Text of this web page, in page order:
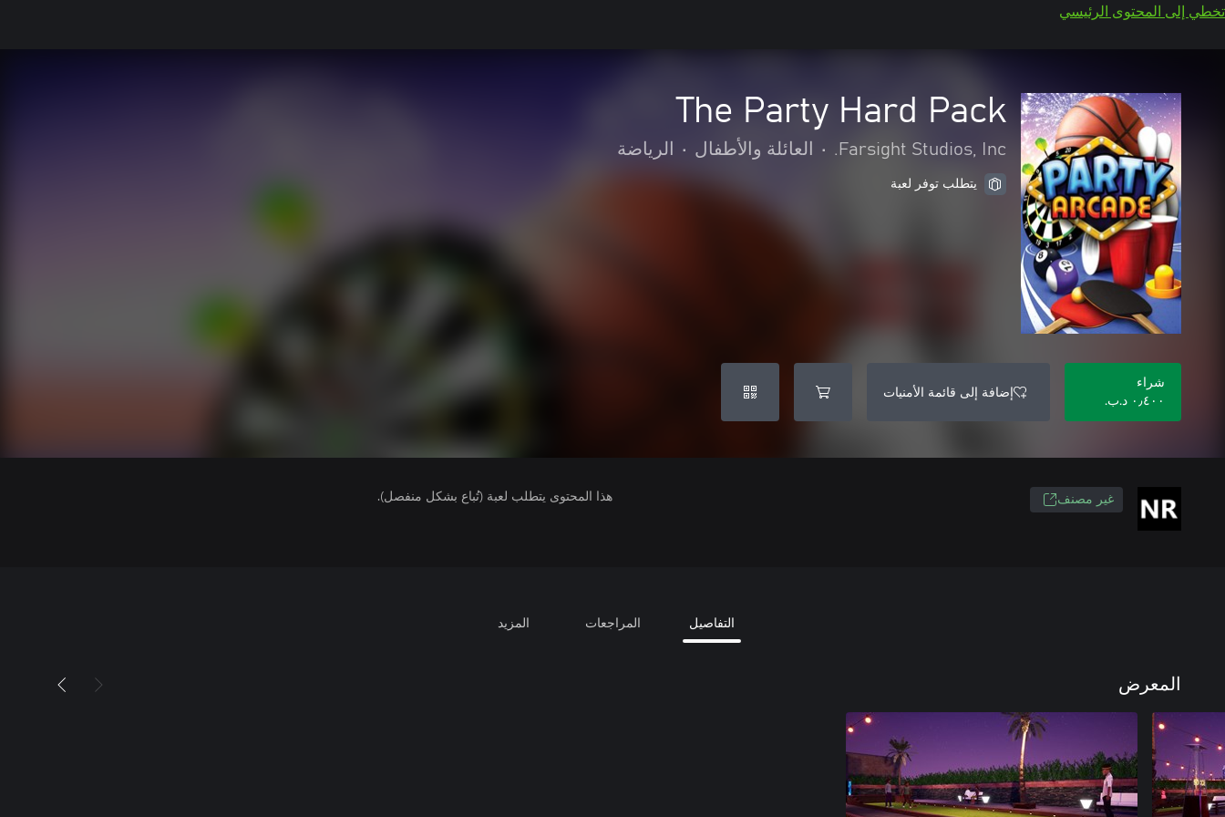
تخطي إلى المحتوى الرئيسي
The Party Hard Pack
Farsight Studios, Inc.
• العائلة والأطفال • الرياضة
يتطلب توفر لعبة
شراء
٠٫٤٠٠ د.ب.‏
إضافة إلى قائمة الأمنيات
غير مصنف هذا المحتوى يتطلب لعبة (تُباع بشكل منفصل).
التفاصيل المراجعات المزيد
المعرض